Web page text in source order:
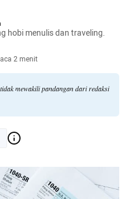
hobi menulis dan traveling.
2 menit
mewakili pandangan dari redaksi